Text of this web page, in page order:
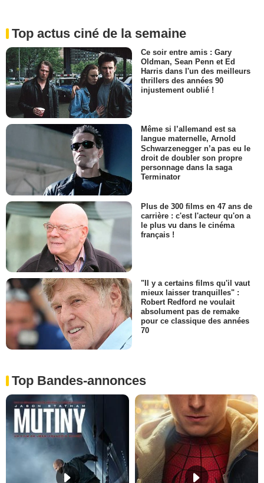
Top actus ciné de la semaine
Ce soir entre amis : Gary
Oldman, Sean Penn et Ed
Harris dans l'un des meilleurs
thrillers des années 90
injustement oublié !
Même si l’allemand est sa
langue maternelle, Arnold
Schwarzenegger n’a pas eu le
droit de doubler son propre
personnage dans la saga
Terminator
Plus de 300 films en 47 ans de
carrière : c'est l'acteur qu'on a
le plus vu dans le cinéma
français !
"Il y a certains films qu'il vaut
mieux laisser tranquilles" :
Robert Redford ne voulait
absolument pas de remake
pour ce classique des années
70
Top Bandes-annonces